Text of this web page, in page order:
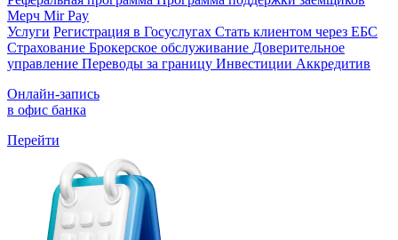
Мерч Mir Pay
Услуги Регистрация в Госуслугах Стать клиентом через ЕБС
Страхование Брокерское обслуживание Доверительное
управление Переводы за границу Инвестиции Аккредитив
Онлайн-запись
в офис банка
Перейти